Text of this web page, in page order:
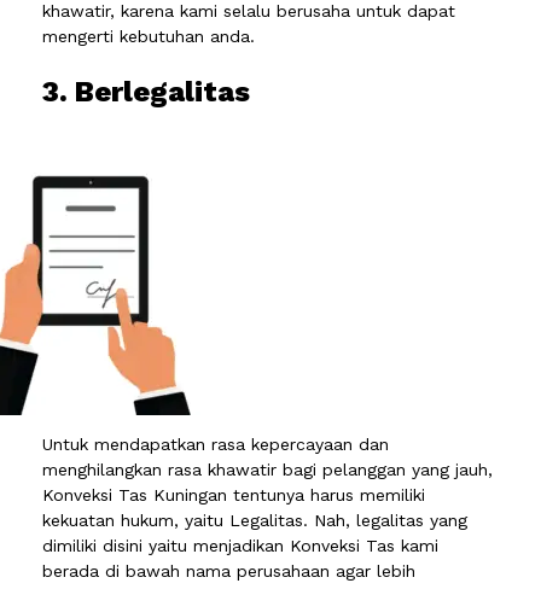
khawatir, karena kami selalu berusaha untuk dapat
mengerti kebutuhan anda.
3. Berlegalitas
Untuk mendapatkan rasa kepercayaan dan
menghilangkan rasa khawatir bagi pelanggan yang jauh,
Konveksi Tas Kuningan tentunya harus memiliki
kekuatan hukum, yaitu Legalitas. Nah, legalitas yang
dimiliki disini yaitu menjadikan Konveksi Tas kami
berada di bawah nama perusahaan agar lebih